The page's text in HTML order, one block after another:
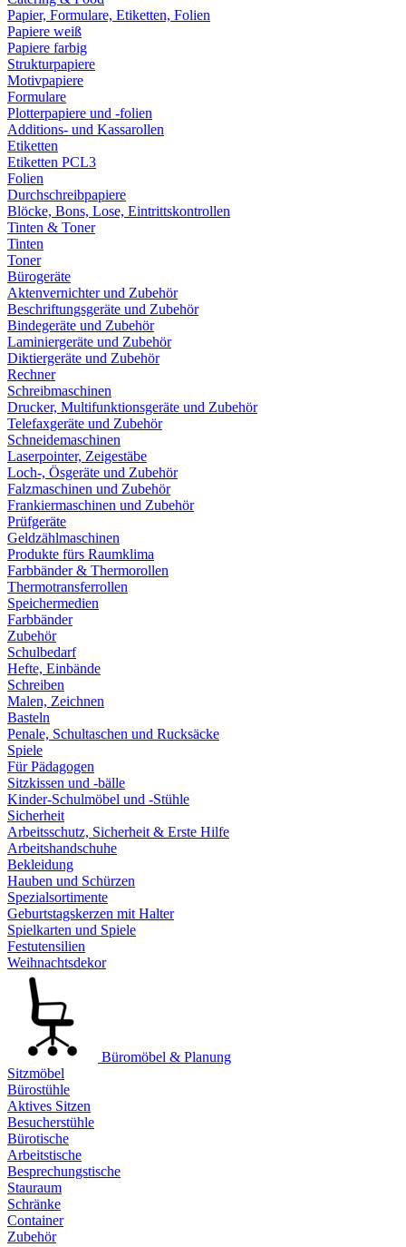
Papier, Formulare, Etiketten, Folien
Papiere weiß
Papiere farbig
Strukturpapiere
Motivpapiere
Formulare
Plotterpapiere und -folien
Additions- und Kassarollen
Etiketten
Etiketten PCL3
Folien
Durchschreibpapiere
Blöcke, Bons, Lose, Eintrittskontrollen
Tinten & Toner
Tinten
Toner
Bürogeräte
Aktenvernichter und Zubehör
Beschriftungsgeräte und Zubehör
Bindegeräte und Zubehör
Laminiergeräte und Zubehör
Diktiergeräte und Zubehör
Rechner
Schreibmaschinen
Drucker, Multifunktionsgeräte und Zubehör
Telefaxgeräte und Zubehör
Schneidemaschinen
Laserpointer, Zeigestäbe
Loch-, Ösgeräte und Zubehör
Falzmaschinen und Zubehör
Frankiermaschinen und Zubehör
Prüfgeräte
Geldzählmaschinen
Produkte fürs Raumklima
Farbbänder & Thermorollen
Thermotransferrollen
Speichermedien
Farbbänder
Zubehör
Schulbedarf
Hefte, Einbände
Schreiben
Malen, Zeichnen
Basteln
Penale, Schultaschen und Rucksäcke
Spiele
Für Pädagogen
Sitzkissen und -bälle
Kinder-Schulmöbel und -Stühle
Sicherheit
Arbeitsschutz, Sicherheit & Erste Hilfe
Arbeitshandschuhe
Bekleidung
Hauben und Schürzen
Spezialsortimente
Geburtstagskerzen mit Halter
Spielkarten und Spiele
Festutensilien
Weihnachtsdekor
Büromöbel & Planung
Sitzmöbel
Bürostühle
Aktives Sitzen
Besucherstühle
Bürotische
Arbeitstische
Besprechungstische
Stauraum
Schränke
Container
Zubehör